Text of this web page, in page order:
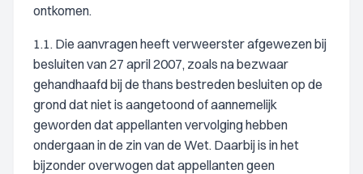
ontkomen.
1.1. Die aanvragen heeft verweerster afgewezen bij
besluiten van 27 april 2007, zoals na bezwaar
gehandhaafd bij de thans bestreden besluiten op de
grond dat niet is aangetoond of aannemelijk
geworden dat appellanten vervolging hebben
ondergaan in de zin van de Wet. Daarbij is in het
bijzonder overwogen dat appellanten geen